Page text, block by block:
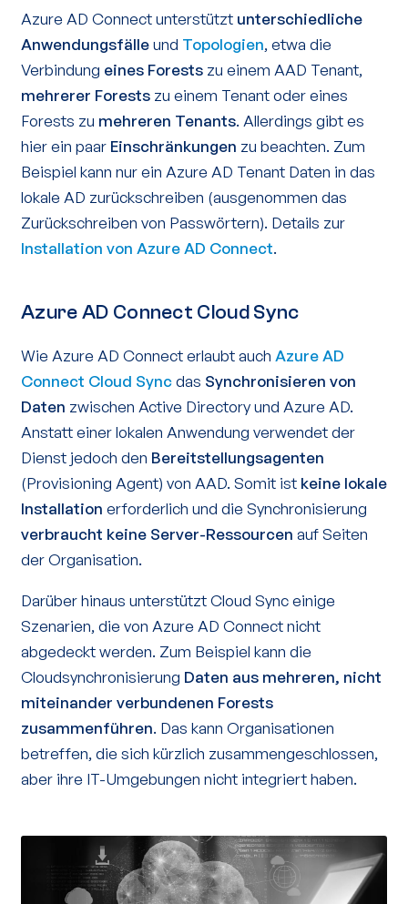
Azure AD Connect unterstützt unterschiedliche
Anwendungsfälleund Topologien, etwa die
Verbindung eines Forests zu einem AAD Tenant,
mehrerer Forests zu einem Tenant oder eines
Forests zu mehreren Tenants. Allerdings gibt es
hier ein paar Einschränkungen zu beachten. Zum
Beispiel kann nur ein Azure AD Tenant Daten in das
lokale AD zurückschreiben (ausgenommen das
Zurückschreiben von Passwörtern). Details zur
Installation von Azure AD Connect.
Azure AD Connect Cloud Sync
Wie Azure AD Connect erlaubt auch Azure AD
Connect Cloud Syncdas Synchronisieren von
Daten zwischen Active Directory und Azure AD.
Anstatt einer lokalen Anwendung verwendet der
Dienst jedoch den Bereitstellungsagenten
(Provisioning Agent) von AAD. Somit ist keine lokale
Installation erforderlich und die Synchronisierung
verbraucht keine Server-Ressourcen auf Seiten
der Organisation.
Darüber hinaus unterstützt Cloud Sync einige
Szenarien, die von Azure AD Connect nicht
abgedeckt werden. Zum Beispiel kann die
Cloudsynchronisierung Daten aus mehreren, nicht
miteinander verbundenen Forests
zusammenführen. Das kann Organisationen
betreffen, die sich kürzlich zusammengeschlossen,
aber ihre IT-Umgebungen nicht integriert haben.